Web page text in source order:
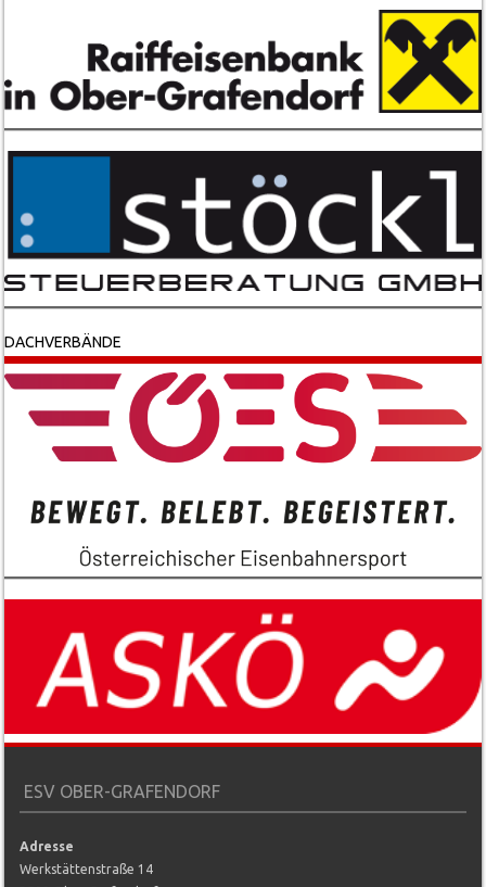
DACHVERBÄNDE
ESV OBER-GRAFENDORF
Adresse
Werkstättenstraße 14